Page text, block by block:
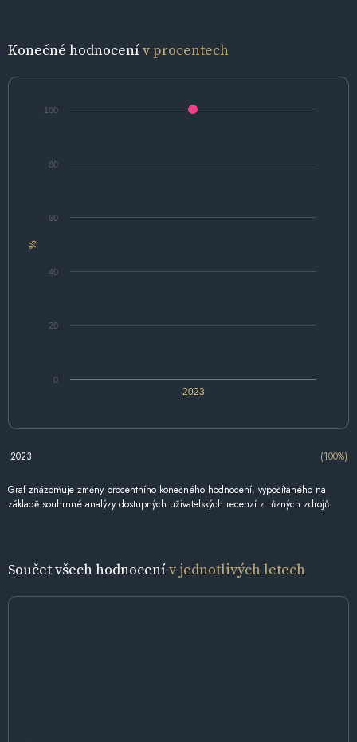
Konečné hodnocenív procentech
%
2023
0
20
40
60
80
100
2023 (100%)
Graf znázorňuje změny procentního konečného hodnocení, vypočítaného na
základě souhrnné analýzy dostupných uživatelských recenzí z různých zdrojů.
Součet všech hodnocenív jednotlivých letech